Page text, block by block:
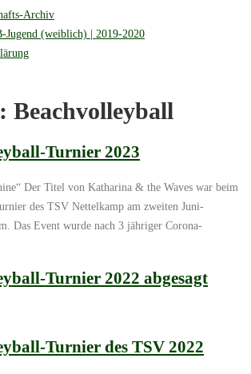
Archiv
Jugend (weiblich) | 2019-2020
Beachvolleyball
Turnier 2023
Der Titel von Katharina & the Waves war beim
des TSV Nettelkamp am zweiten Juni-
Das Event wurde nach 3 jähriger Corona-
Turnier 2022 abgesagt
Turnier des TSV 2022